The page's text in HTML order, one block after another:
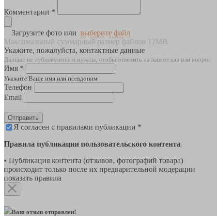
Комментарии *
Загрузите фото или выберите файл
Максимальный суммарный размер файлов 12MB
Укажите, пожалуйста, контактные данные
Данные не публикуются и нужны, чтобы ответить на ваш отзыв или вопрос
Имя *
Укажите Ваше имя или псевдоним
Телефон
Email
Отправить
Я согласен с правилами публикации *
Правила публикации пользовательского контента
• Публикация контента (отзывов, фотографий товара)
происходит только после их предварительной модерации
показать правила
Ваш отзыв отправлен!